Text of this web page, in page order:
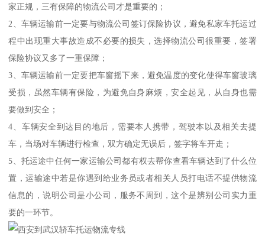
家正规，三有保障的物流公司才是重要的；
2、车辆运输前一定要与物流公司签订保险协议，避免私家车托运过
程中出现重大事故造成不必要的损失，选择物流公司很重要，签署
保险协议又多了一重保障；
3、车辆运输前一定要把车窗摇下来，避免温度的变化使得车窗玻璃
受损，虽然车辆有保险，为避免自身麻烦，安全起见，从自身也需
要做到安全；
4、车辆安全到达目的地后，需要本人携带，驾驶本以及相关去提
车，当场对车辆进行检查，双方确定无误后，签字将车开走；
5、托运途中任何一家运输公司都有权去帮你查看车辆达到了什么位
置，运输途中若是你遇到给业务员或者相关人员打电话不提供物流
信息的，说明公司是小公司，服务不周到，这个是辨别公司实力重
要的一环节。